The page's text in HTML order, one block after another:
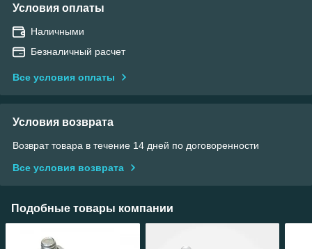
Условия оплаты
Наличными
Безналичный расчет
Все условия оплаты
Условия возврата
Возврат товара в течение 14 дней по договоренности
Все условия возврата
Подобные товары компании